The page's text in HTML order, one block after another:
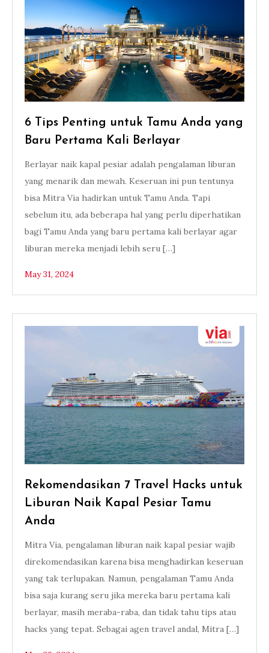
6 Tips Penting untuk Tamu Anda yang
Baru Pertama Kali Berlayar
Berlayar naik kapal pesiar adalah pengalaman liburan
yang menarik dan mewah. Keseruan ini pun tentunya
bisa Mitra Via hadirkan untuk Tamu Anda. Tapi
sebelum itu, ada beberapa hal yang perlu diperhatikan
bagi Tamu Anda yang baru pertama kali berlayar agar
liburan mereka menjadi lebih seru […]
May 31, 2024
Rekomendasikan 7 Travel Hacks untuk
Liburan Naik Kapal Pesiar Tamu
Anda
Mitra Via, pengalaman liburan naik kapal pesiar wajib
direkomendasikan karena bisa menghadirkan keseruan
yang tak terlupakan. Namun, pengalaman Tamu Anda
bisa saja kurang seru jika mereka baru pertama kali
berlayar, masih meraba-raba, dan tidak tahu tips atau
hacks yang tepat. Sebagai agen travel andal, Mitra […]